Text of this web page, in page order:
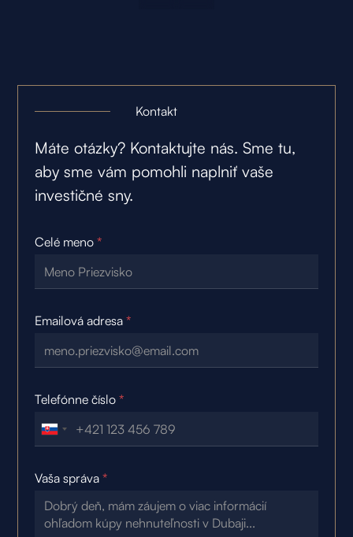
Kontakt
Máte otázky? Kontaktujte nás. Sme tu,
aby sme vám pomohli naplniť vaše
investičné sny.
Celé meno *
Emailová adresa *
Telefónne číslo *
Vaša správa *